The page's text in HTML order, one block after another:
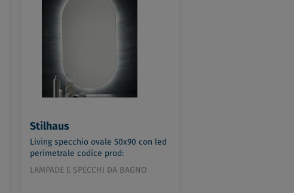
Stilhaus
Living specchio ovale 50x90 con led
perimetrale codice prod:
000LV01LED
LAMPADE E SPECCHI DA BAGNO